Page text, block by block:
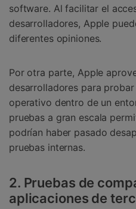
software. Al facilitar el
desarrolladores, Apple
diferentes opiniones.
Por otra parte, Apple
desarrolladores para
operativo dentro de un
pruebas a gran escala
podrían haber pasado
pruebas internas.
2. Pruebas de
aplicaciones de